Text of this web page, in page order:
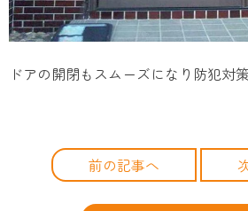
ドアの開閉もスムーズになり防犯対
前の記事へ